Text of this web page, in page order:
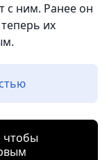
с ним. Ранее он
их
чтобы